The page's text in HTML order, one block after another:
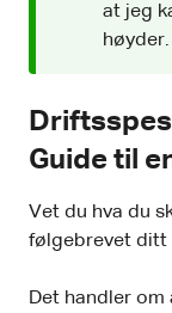
at jeg
høyder.
Guide til
Vet du hva du
følgebrevet ditt
Det handler